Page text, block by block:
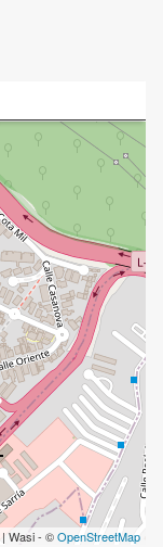
| Wasi - ©OpenStreetMap